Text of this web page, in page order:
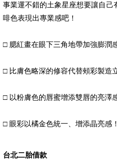
事業運不錯的土象星座想要讓自己
啡色表現出專業感吧！
□ 腮紅畫在眼下三角地帶加強膨潤
□ 比膚色略深的修容代替頰彩製造
□ 以粉膚色的唇蜜增添雙唇的亮澤
□ 眼彩以橘金色統一、增添晶亮感！
台北二胎借款